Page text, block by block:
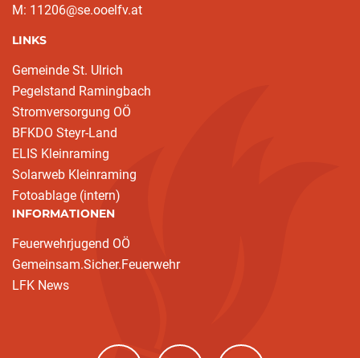
M: 11206@se.ooelfv.at
LINKS
Gemeinde St. Ulrich
Pegelstand Ramingbach
Stromversorgung OÖ
BFKDO Steyr-Land
ELIS Kleinraming
Solarweb Kleinraming
Fotoablage (intern)
INFORMATIONEN
Feuerwehrjugend OÖ
Gemeinsam.Sicher.Feuerwehr
LFK News